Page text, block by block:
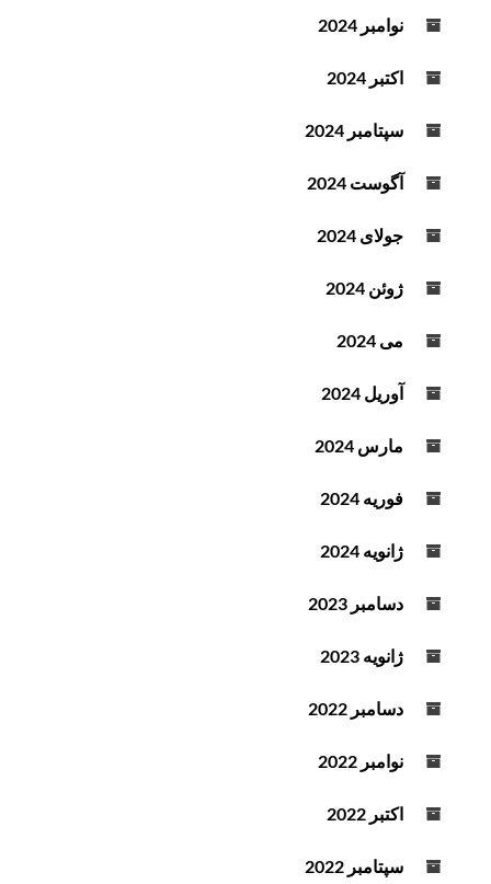
نوامبر 2024
اکتبر 2024
سپتامبر 2024
آگوست 2024
جولای 2024
ژوئن 2024
می 2024
آوریل 2024
مارس 2024
فوریه 2024
ژانویه 2024
دسامبر 2023
ژانویه 2023
دسامبر 2022
نوامبر 2022
اکتبر 2022
سپتامبر 2022